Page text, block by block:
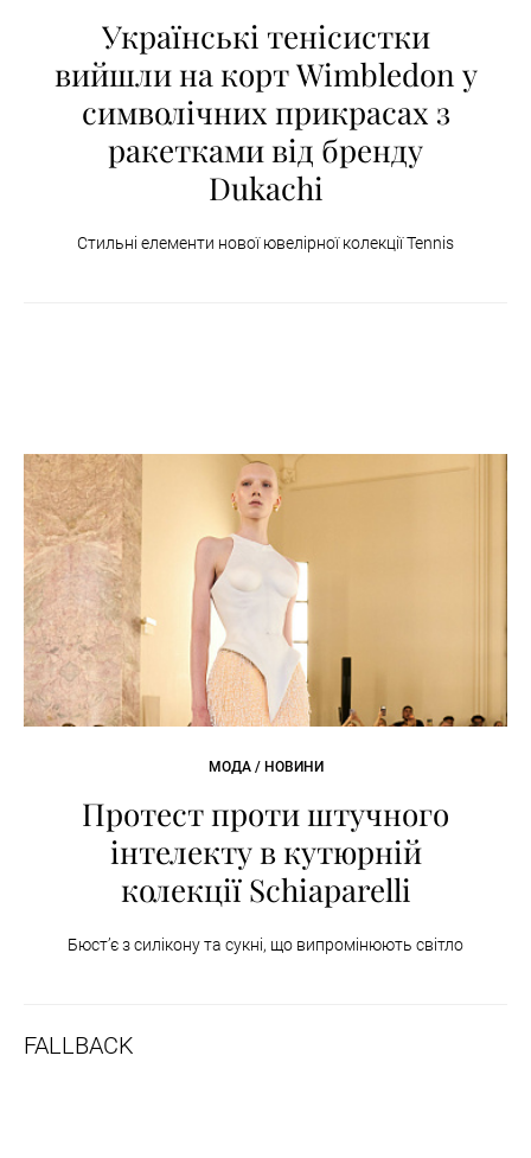
Українські тенісистки
вийшли на корт Wimbledon у
символічних прикрасах з
ракетками від бренду
Dukachi
Стильні елементи нової ювелірної колекції Tennis
МОДА / НОВИНИ
Протест проти штучного
інтелекту в кутюрній
колекції Schiaparelli
Бюст’є з силікону та сукні, що випромінюють світло
FALLBACK